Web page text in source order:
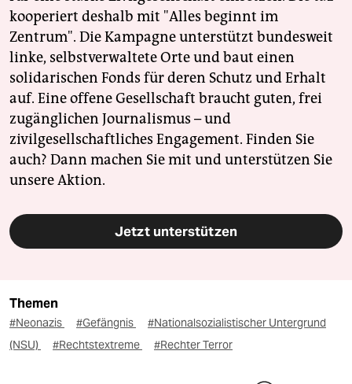
kooperiert deshalb mit "Alles beginnt im
Zentrum". Die Kampagne unterstützt bundesweit
linke, selbstverwaltete Orte und baut einen
solidarischen Fonds für deren Schutz und Erhalt
auf. Eine offene Gesellschaft braucht guten, frei
zugänglichen Journalismus – und
zivilgesellschaftliches Engagement. Finden Sie
auch? Dann machen Sie mit und unterstützen Sie
unsere Aktion.
Jetzt unterstützen
Themen
#Neonazis #Gefängnis
#Nationalsozialistischer Untergrund
(NSU)
#Rechtstextreme #Rechter Terror